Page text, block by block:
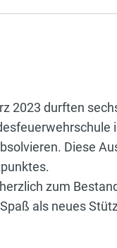
2023 durften
Diese
zum
als neues